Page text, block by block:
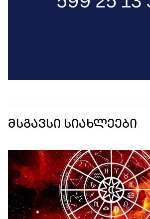
მსგავსი სიახლეები